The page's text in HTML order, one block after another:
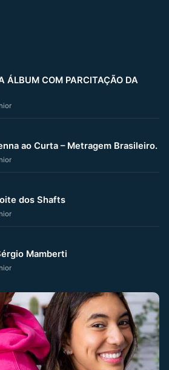
ÁLBUM COM PARCITAÇÃO DA
ao Curta – Metragem Brasileiro.
dos Shafts
Mamberti